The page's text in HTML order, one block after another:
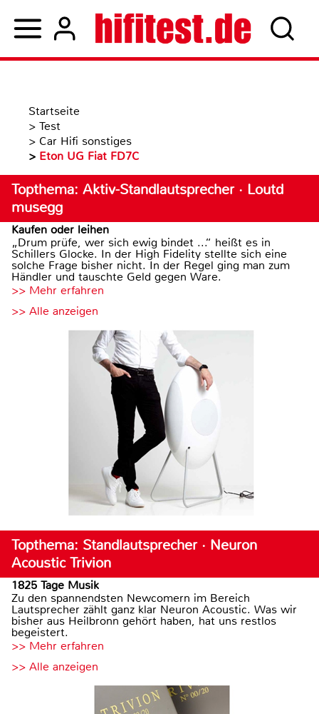
Startseite
> Test
> Car Hifi sonstiges
> Eton UG Fiat FD7C
Topthema: Aktiv-Standlautsprecher · Loutd
musegg
Kaufen oder leihen
„Drum prüfe, wer sich ewig bindet ...“ heißt es in
Schillers Glocke. In der High Fidelity stellte sich eine
solche Frage bisher nicht. In der Regel ging man zum
Händler und tauschte Geld gegen Ware.
>> Mehr erfahren
>> Alle anzeigen
Topthema: Standlautsprecher · Neuron
Acoustic Trivion
1825 Tage Musik
Zu den spannendsten Newcomern im Bereich
Lautsprecher zählt ganz klar Neuron Acoustic. Was wir
bisher aus Heilbronn gehört haben, hat uns restlos
begeistert.
>> Mehr erfahren
>> Alle anzeigen